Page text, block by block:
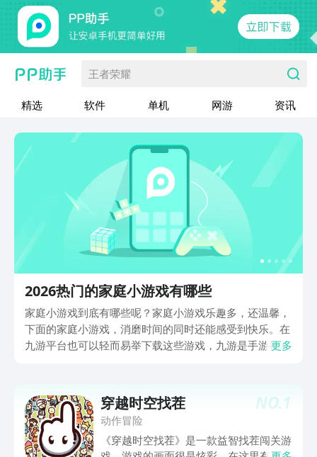
王者荣耀
精选 软件 单机 网游 资讯
2026热门的家庭小游戏有哪些
家庭小游戏到底有哪些呢？家庭小游戏乐趣多，还温馨，
下面的家庭小游戏，消磨时间的同时还能感受到快乐。在
九游平台也可以轻而易举下载这些游戏，九游是手游福利
大量免费代金券、会员礼包这些专属活动资格拉满。
更多
NO.1
穿越时空找茬
动作冒险
《穿越时空找茬》是一款益智找茬闯关游